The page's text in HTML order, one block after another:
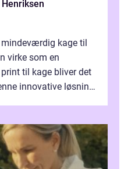
kage til
virke som en
til kage bliver det
innovative løsning